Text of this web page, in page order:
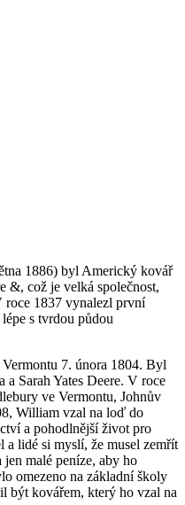
1886) byl Americký kovář
&, což je velká společnost,
roce 1837 vynalezl první
s tvrdou půdou
7. února 1804. Byl
Sarah Yates Deere. V roce
ve Vermontu, Johnův
William vzal na loď do
a pohodlnější život pro
a lidé si myslí, že musel zemřít
jen malé peníze, aby ho
omezeno na základní školy
být kovářem, který ho vzal na